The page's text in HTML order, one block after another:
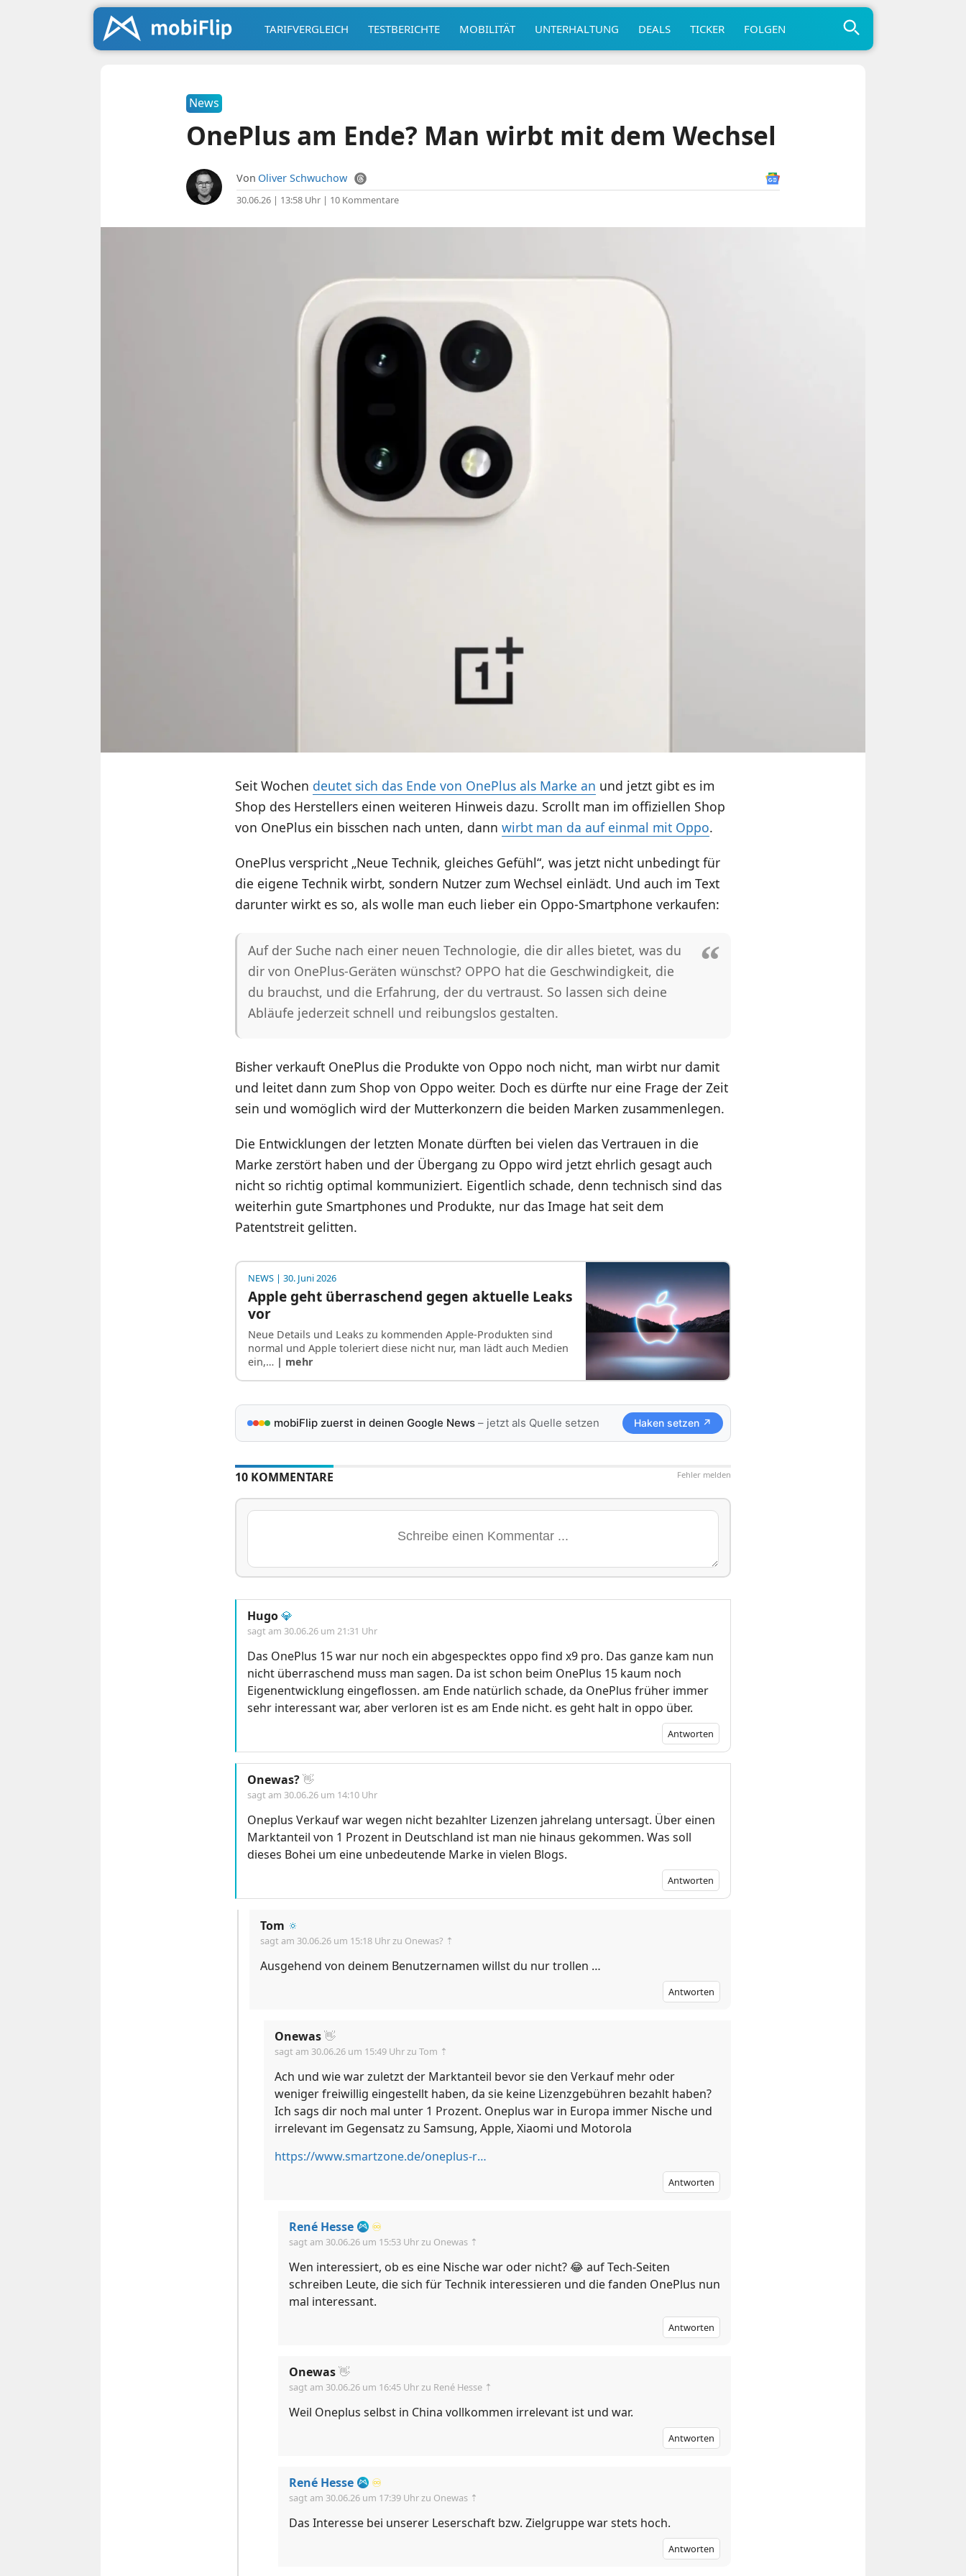
TARIFVERGLEICH TESTBERICHTE MOBILITÄT UNTERHALTUNG DEALS TICKER FOLGEN
News
OnePlus am Ende? Man wirbt mit dem Wechsel
Von Oliver Schwuchow
30.06.26 | 13:58 Uhr| 10 Kommentare
Seit Wochen deutet sich das Ende von OnePlus als Marke an und jetzt gibt es im
Shop des Herstellers einen weiteren Hinweis dazu. Scrollt man im offiziellen Shop
von OnePlus ein bisschen nach unten, dann wirbt man da auf einmal mit Oppo.
OnePlus verspricht „Neue Technik, gleiches Gefühl“, was jetzt nicht unbedingt für
die eigene Technik wirbt, sondern Nutzer zum Wechsel einlädt. Und auch im Text
darunter wirkt es so, als wolle man euch lieber ein Oppo-Smartphone verkaufen:
Auf der Suche nach einer neuen Technologie, die dir alles bietet, was du
dir von OnePlus-Geräten wünschst? OPPO hat die Geschwindigkeit, die
du brauchst, und die Erfahrung, der du vertraust. So lassen sich deine
Abläufe jederzeit schnell und reibungslos gestalten.
Bisher verkauft OnePlus die Produkte von Oppo noch nicht, man wirbt nur damit
und leitet dann zum Shop von Oppo weiter. Doch es dürfte nur eine Frage der Zeit
sein und womöglich wird der Mutterkonzern die beiden Marken zusammenlegen.
Die Entwicklungen der letzten Monate dürften bei vielen das Vertrauen in die
Marke zerstört haben und der Übergang zu Oppo wird jetzt ehrlich gesagt auch
nicht so richtig optimal kommuniziert. Eigentlich schade, denn technisch sind das
weiterhin gute Smartphones und Produkte, nur das Image hat seit dem
Patentstreit gelitten.
NEWS| 30. Juni 2026
Apple geht überraschend gegen aktuelle Leaks
vor
Neue Details und Leaks zu kommenden Apple-Produkten sind
normal und Apple toleriert diese nicht nur, man lädt auch Medien
ein,… | mehr
mobiFlip zuerst in deinen Google News– jetzt als Quelle setzen Haken setzen ↗
Fehler melden
10 KOMMENTARE
Hugo💎
sagt am 30.06.26 um 21:31 Uhr
Das OnePlus 15 war nur noch ein abgespecktes oppo find x9 pro. Das ganze kam nun
nicht überraschend muss man sagen. Da ist schon beim OnePlus 15 kaum noch
Eigenentwicklung eingeflossen. am Ende natürlich schade, da OnePlus früher immer
sehr interessant war, aber verloren ist es am Ende nicht. es geht halt in oppo über.
Antworten
Onewas?👋
sagt am 30.06.26 um 14:10 Uhr
Oneplus Verkauf war wegen nicht bezahlter Lizenzen jahrelang untersagt. Über einen
Marktanteil von 1 Prozent in Deutschland ist man nie hinaus gekommen. Was soll
dieses Bohei um eine unbedeutende Marke in vielen Blogs.
Antworten
Tom 🔅
sagt am 30.06.26 um 15:18 Uhrzu Onewas? ⇡
Ausgehend von deinem Benutzernamen willst du nur trollen …
Antworten
Onewas👋
sagt am 30.06.26 um 15:49 Uhrzu Tom ⇡
Ach und wie war zuletzt der Marktanteil bevor sie den Verkauf mehr oder
weniger freiwillig eingestellt haben, da sie keine Lizenzgebühren bezahlt haben?
Ich sags dir noch mal unter 1 Prozent. Oneplus war in Europa immer Nische und
irrelevant im Gegensatz zu Samsung, Apple, Xiaomi und Motorola
https://www.smartzone.de/oneplus-realme-fusionieren/
Antworten
René Hesse ♾️
sagt am 30.06.26 um 15:53 Uhrzu Onewas ⇡
Wen interessiert, ob es eine Nische war oder nicht? 😂 auf Tech-Seiten
schreiben Leute, die sich für Technik interessieren und die fanden OnePlus nun
mal interessant.
Antworten
Onewas👋
sagt am 30.06.26 um 16:45 Uhrzu René Hesse ⇡
Weil Oneplus selbst in China vollkommen irrelevant ist und war.
Antworten
René Hesse ♾️
sagt am 30.06.26 um 17:39 Uhrzu Onewas ⇡
Das Interesse bei unserer Leserschaft bzw. Zielgruppe war stets hoch.
Antworten